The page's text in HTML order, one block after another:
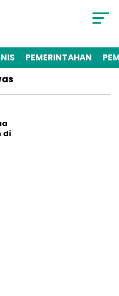
PEMERINTAHAN
di